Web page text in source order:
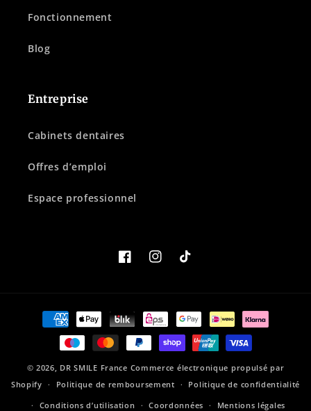
Fonctionnement
Blog
Entreprise
Cabinets dentaires
Offres d’emploi
Espace professionnel
FacebookInstagramTikTok
Moyens
paiement
© 2026, DR SMILE France Commerce électronique propulsé par
Shopify
Politique de remboursement
Politique de confidentialité
Conditions d’utilisation
Coordonnées Mentions légales